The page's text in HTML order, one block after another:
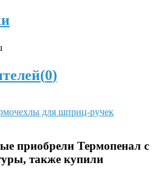
0)
для шприц-ручек
приобрели Термопенал с
также купили